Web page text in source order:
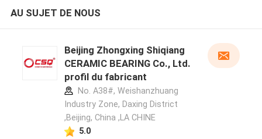
AU SUJET DE NOUS
Beijing Zhongxing Shiqiang
CERAMIC BEARING Co., Ltd.
profil du fabricant
No. A38#, Weishanzhuang
Industry Zone, Daxing District
,Beijing, China ,LA CHINE
5.0